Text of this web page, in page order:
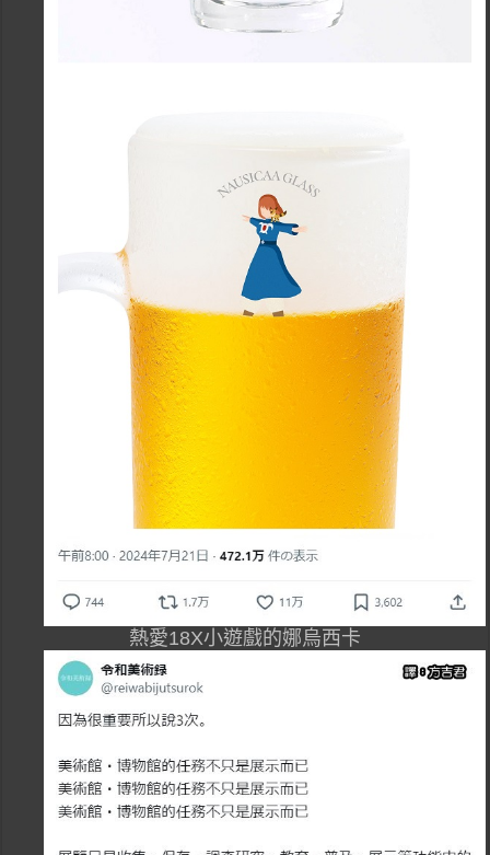
熱愛18X小遊戲的娜烏西卡